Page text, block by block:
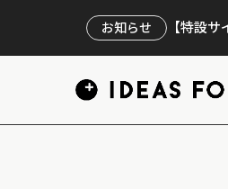
お知らせ 【特設